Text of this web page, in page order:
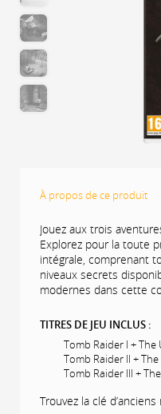
À propos de ce produit
Jouez aux trois
Explorez pour la toute
intégrale, comprenant
niveaux secrets
modernes dans cette
TITRES DE JEU INCLUS :
Tomb Raider I +
Tomb Raider II +
Tomb Raider III +
Trouvez la clé